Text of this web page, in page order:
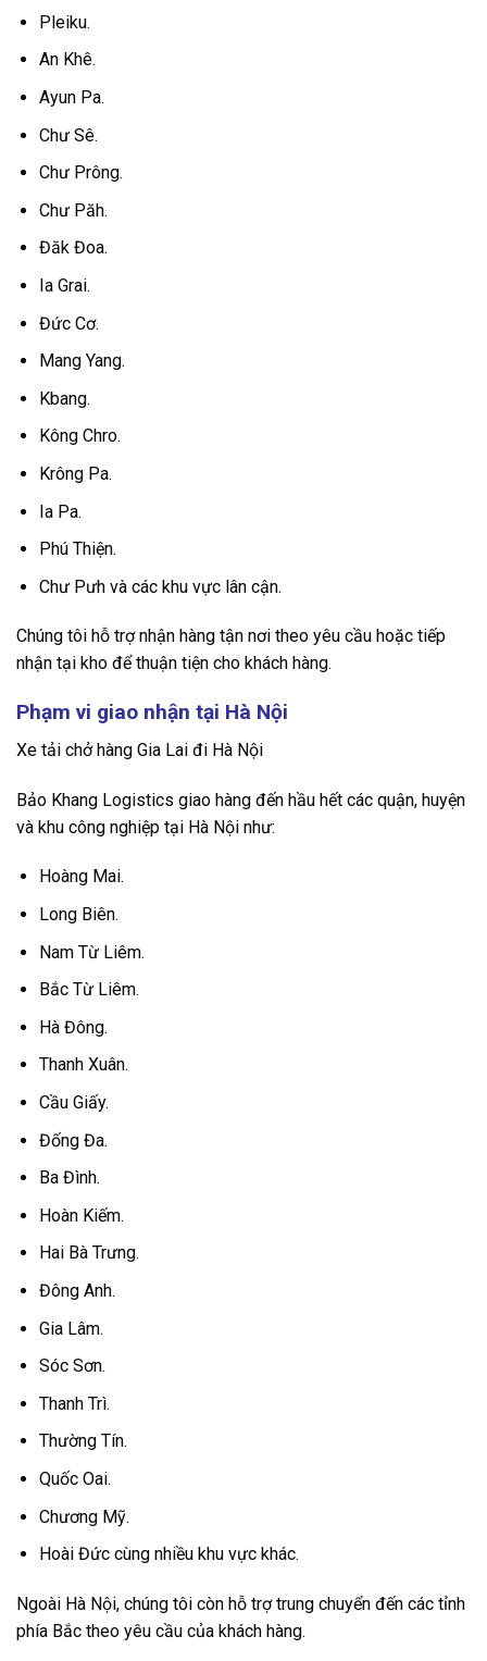
Pleiku.
An Khê.
Ayun Pa.
Chư Sê.
Chư Prông.
Chư Păh.
Đăk Đoa.
Ia Grai.
Đức Cơ.
Mang Yang.
Kbang.
Kông Chro.
Krông Pa.
Ia Pa.
Phú Thiện.
Chư Pưh và các khu vực lân cận.
Chúng tôi hỗ trợ nhận hàng tận nơi theo yêu cầu hoặc tiếp
nhận tại kho để thuận tiện cho khách hàng.
Phạm vi giao nhận tại Hà Nội
Xe tải chở hàng Gia Lai đi Hà Nội
Bảo Khang Logistics giao hàng đến hầu hết các quận, huyện
và khu công nghiệp tại Hà Nội như:
Hoàng Mai.
Long Biên.
Nam Từ Liêm.
Bắc Từ Liêm.
Hà Đông.
Thanh Xuân.
Cầu Giấy.
Đống Đa.
Ba Đình.
Hoàn Kiếm.
Hai Bà Trưng.
Đông Anh.
Gia Lâm.
Sóc Sơn.
Thanh Trì.
Thường Tín.
Quốc Oai.
Chương Mỹ.
Hoài Đức cùng nhiều khu vực khác.
Ngoài Hà Nội, chúng tôi còn hỗ trợ trung chuyển đến các tỉnh
phía Bắc theo yêu cầu của khách hàng.